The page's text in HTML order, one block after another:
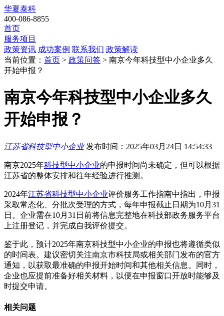
华夏泰科
400-086-8855
首页
服务项目
政策资讯 成功案例 联系我们 政策解读
当前位置： 首页 > 政策问答 > 南京今年科技型中小企业多久
开始申报？
南京今年科技型中小企业多久
开始申报？
江苏省科技型中小企业 发布时间：2025年03月24日 14:54:33
南京2025年科技型中小企业的申报时间尚未确定，但可以根据
江苏省的整体安排和往年经验进行推测。
2024年江苏省科技型中小企业评价服务工作指南中指出，申报
采取常态化、分批次受理的方式，每年申报截止日期为10月31
日。企业需在10月31日前将信息完整地在科技部政务服务平台
上注册登记，并完成自我评价提交。
鉴于此，预计2025年南京科技型中小企业的申报也将遵循类似
的时间表。建议密切关注南京市科技局或相关部门发布的官方
通知，以获取最准确的申报开始时间和其他相关信息。同时，
企业也应提前准备好相关材料，以便在申报窗口开放时能够及
时提交申请。
相关问题